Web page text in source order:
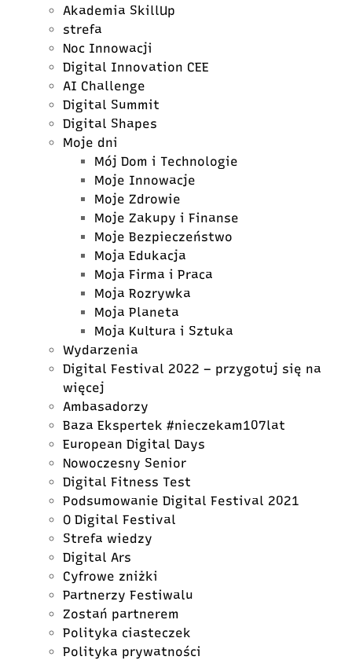
Akademia SkillUp
strefa
Noc Innowacji
Digital Innovation CEE
AI Challenge
Digital Summit
Digital Shapes
Moje dni
Mój Dom i Technologie
Moje Innowacje
Moje Zdrowie
Moje Zakupy i Finanse
Moje Bezpieczeństwo
Moja Edukacja
Moja Firma i Praca
Moja Rozrywka
Moja Planeta
Moja Kultura i Sztuka
Wydarzenia
Digital Festival 2022 – przygotuj się na
więcej
Ambasadorzy
Baza Ekspertek #nieczekam107lat
European Digital Days
Nowoczesny Senior
Digital Fitness Test
Podsumowanie Digital Festival 2021
O Digital Festival
Strefa wiedzy
Digital Ars
Cyfrowe zniżki
Partnerzy Festiwalu
Zostań partnerem
Polityka ciasteczek
Polityka prywatności